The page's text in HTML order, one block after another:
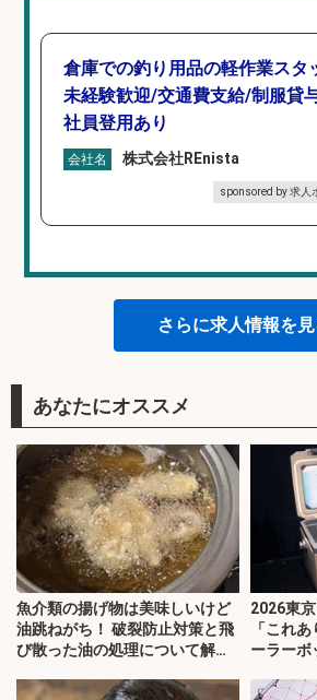
倉庫での釣り用品の軽作業スタ
未経験歓迎/交通費支給/制服貸
社員登用あり
会社名 株式会社REnista
sponsored by 求人
さらに求人情報を
あなたにオススメ
魚介類の揚げ物は美味しいけど
油跳ねがち！ 破裂防止対策と飛
び散った油の処理について解
2026東
「これ
ーラーボ